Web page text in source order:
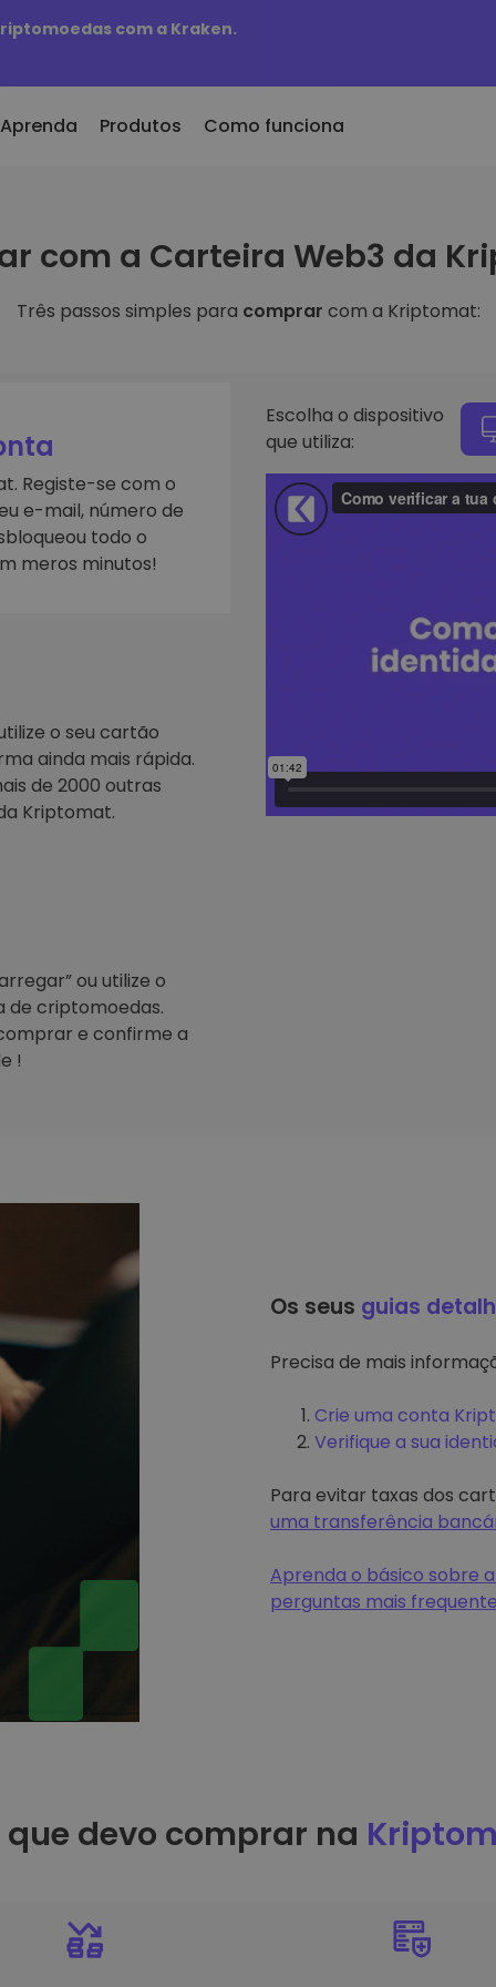
com a Kraken.
s Recentemente
adicionados à
comprasse 100 euros
Aprenda Produtos
KriptoEarn
Ganhe recompensas com as suas
Cofre
Investimentos regulares
Como funciona
com a Carteira Web3 da
Três passos simples para comprar com a Kriptomat:
Registe-se com o
e-mail, número de
todo o
meros minutos!
o seu cartão
ainda mais rápida.
de 2000 outras
Kriptomat.
ou utilize o
de criptomoedas.
e confirme a
!
Escolha o dispositivo
que utiliza:
Os seus guias
Precisa de mais
Crie uma conta
Verifique a sua
Para evitar taxas dos
uma transferência
Aprenda o básico sobre
perguntas mais
que devo comprar na